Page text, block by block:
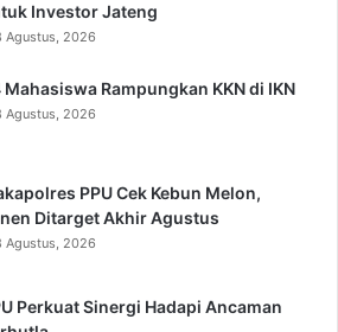
Investor Jateng
Agustus, 2026
Mahasiswa Rampungkan KKN di IKN
Agustus, 2026
PPU Cek Kebun Melon,
Ditarget Akhir Agustus
Agustus, 2026
Perkuat Sinergi Hadapi Ancaman